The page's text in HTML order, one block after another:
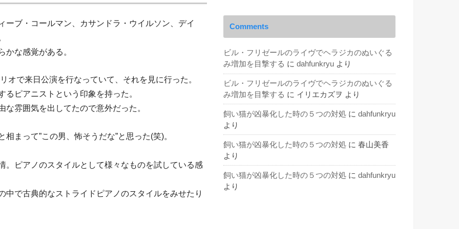
ブ・コールマン、カサンドラ・ウイルソン、デイ
な感覚がある。
オで来日公演を行なっていて、それを見に行った。
ピアニストという印象を持った。
雰囲気を出してたので意外だった。
まって”この男、怖そうだな”と思った(笑)。
。ピアノのスタイルとして様々なものを試している感
で古典的なストライドピアノのスタイルをみせたり
Comments
ビル・フリゼールのライヴでヘラジカのぬいぐる
み増加を目撃する に dahfunkryu より
ビル・フリゼールのライヴでヘラジカのぬいぐる
み増加を目撃する に イリエカズヲ より
飼い猫が凶暴化した時の５つの対処 に dahfunkryu
より
飼い猫が凶暴化した時の５つの対処 に 春山美香
より
飼い猫が凶暴化した時の５つの対処 に dahfunkryu
より